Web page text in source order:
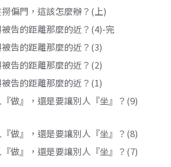
偏門，這該怎麼辦？(上)
告的距離那麼的近？(4)-完
告的距離那麼的近？(3)
告的距離那麼的近？(2)
告的距離那麼的近？(1)
做』，還是要讓別人『坐』？(9)
做』，還是要讓別人『坐』？(8)
做』，還是要讓別人『坐』？(7)